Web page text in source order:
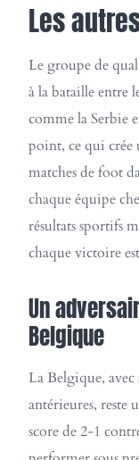
Les
Le groupe de
à la bataille entre
comme la Serbie
point, ce qui crée
matches de foot
chaque équipe
résultats sportifs
chaque victoire
Un
Belgique
La Belgique, avec
antérieures, reste
score de 2-1